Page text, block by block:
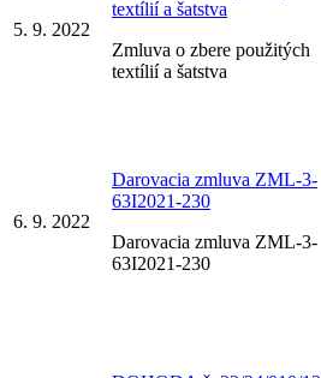
5. 9. 2022
textílií a šatstva
Zmluva o zbere použitých
textílií a šatstva
6. 9. 2022
Darovacia zmluva ZML-3-
63I2021-230
Darovacia zmluva ZML-3-
63I2021-230